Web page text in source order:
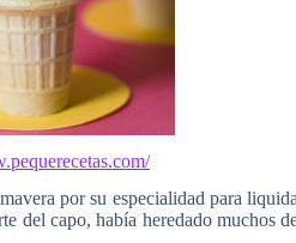
por su especialidad para
del capo, había heredado muchos